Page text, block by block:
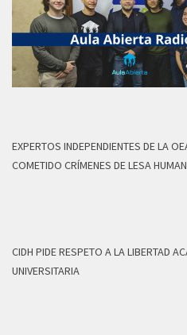
EXPERTOS INDEPENDIENTES DE LA
COMETIDO CRÍMENES DE LESA
CIDH PIDE RESPETO A LA LIBERTAD
UNIVERSITARIA